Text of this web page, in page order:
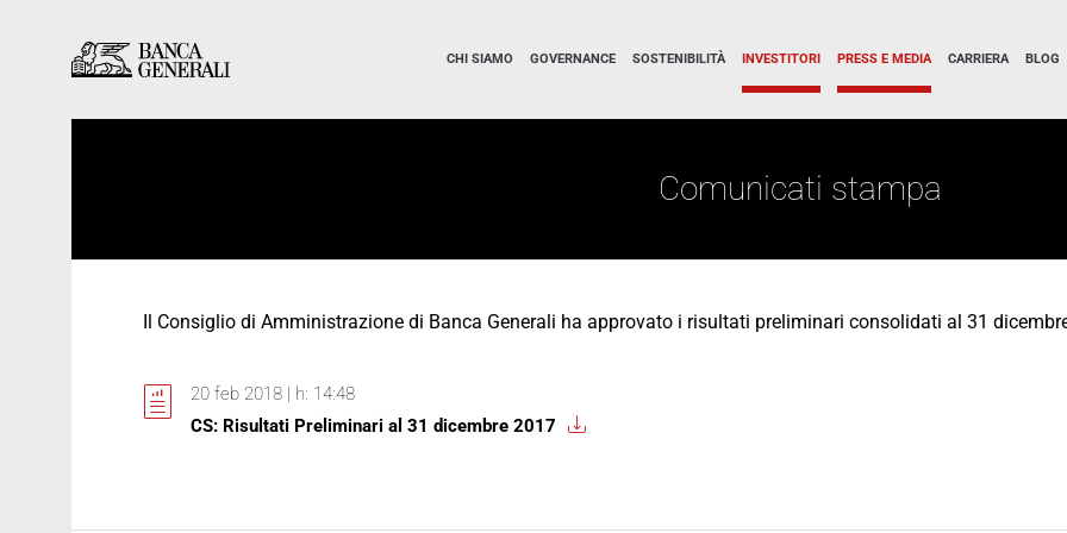
CHI SIAMO GOVERNANCE SOSTENIBILITÀ INVESTITORI PRESS E MEDIA CARRIERA BLOG
Comunicati stampa
Il Consiglio di Amministrazione di Banca Generali ha approvato i risultati preliminari consolidati al 31
20 feb 2018 | h: 14:48
CS: Risultati Preliminari al 31 dicembre 2017